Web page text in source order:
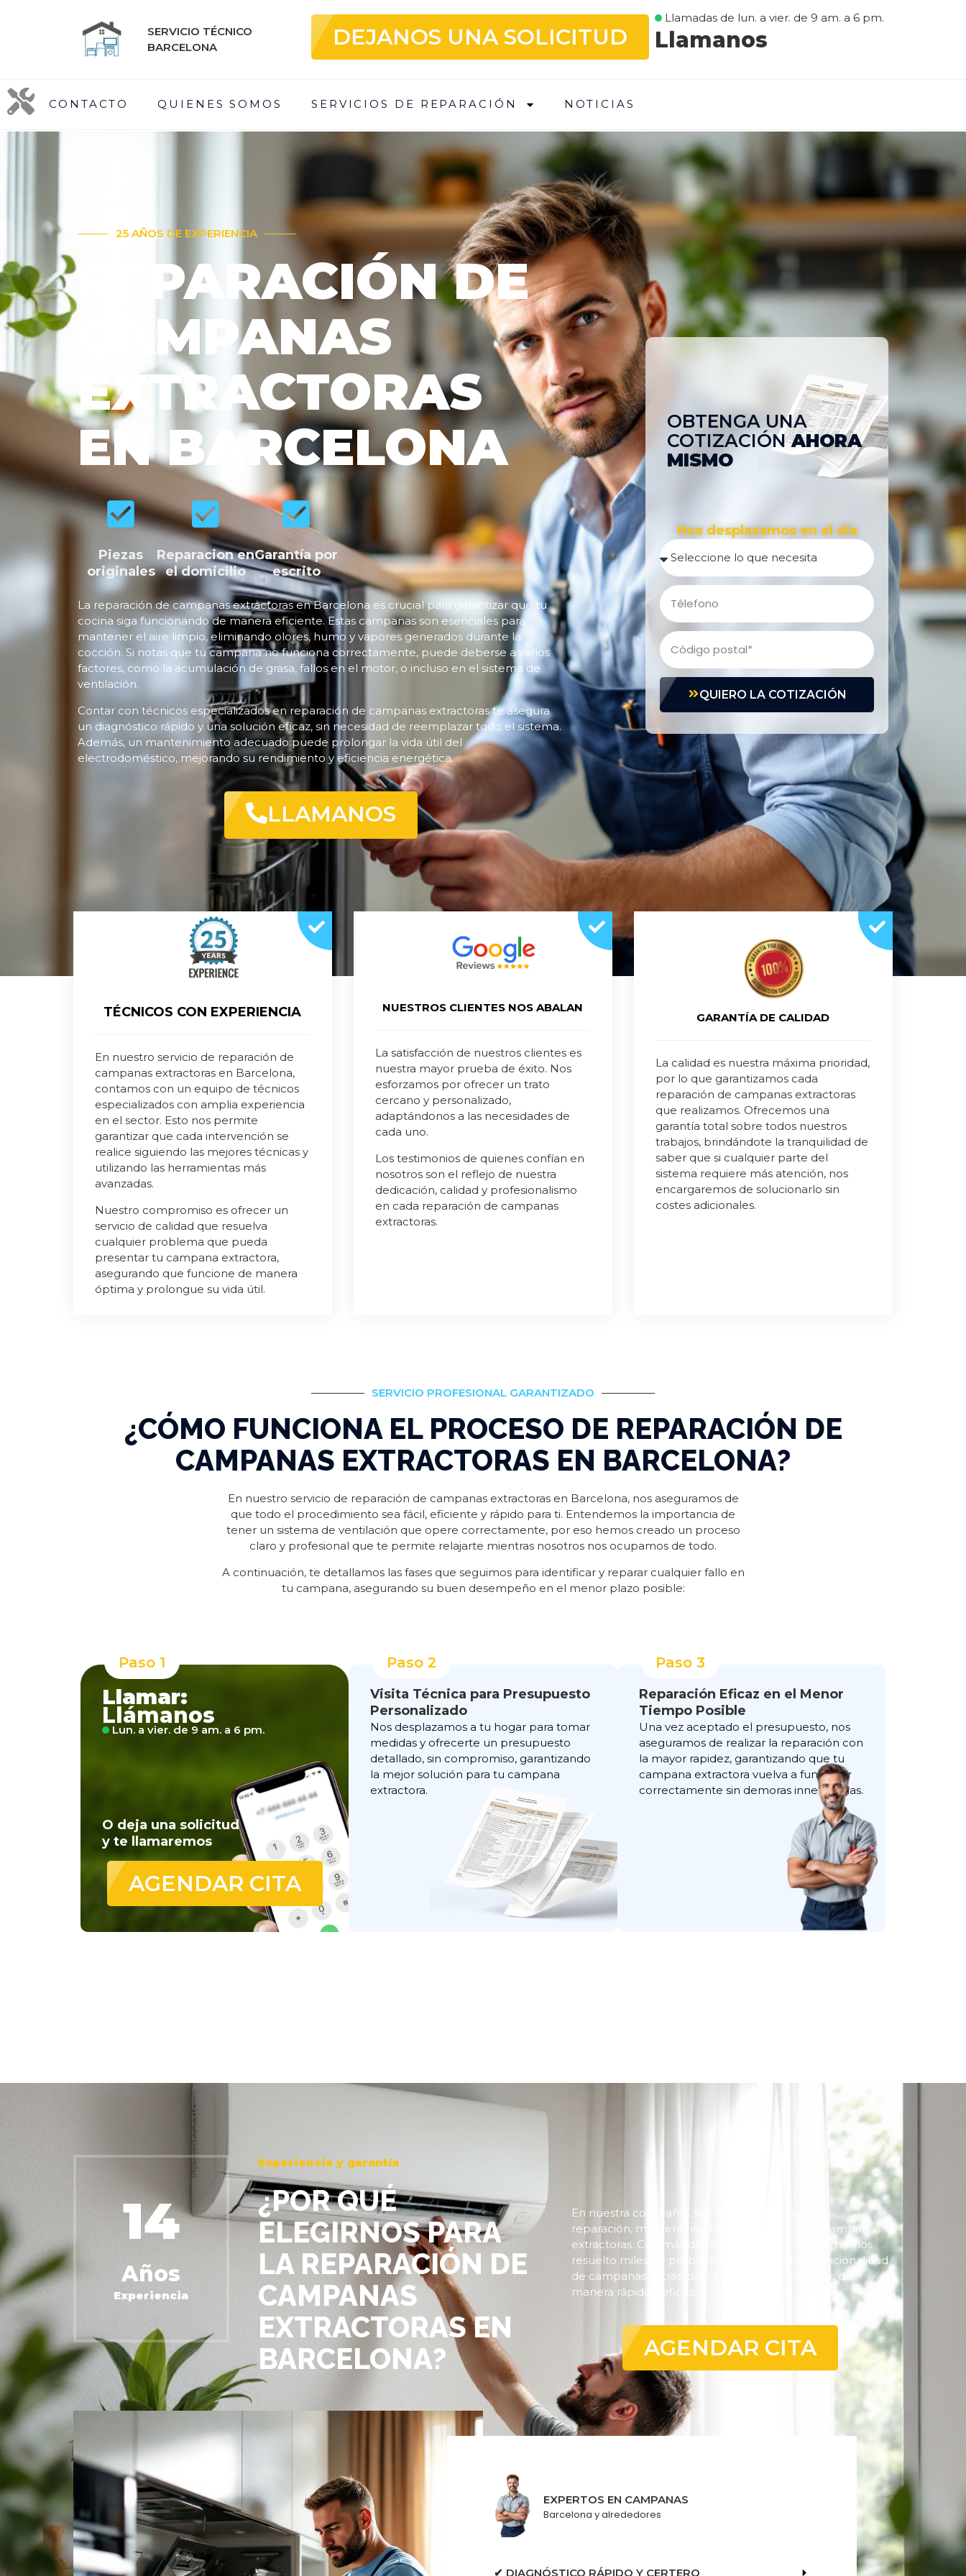
SERVICIO TÉCNICO
BARCELONA
DEJANOS UNA SOLICITUD
Llamadas de lun. a vier. de 9 am. a 6 pm.
Llamanos
CONTACTO QUIENES SOMOS SERVICIOS DE REPARACIÓN NOTICIAS
25 AÑOS DE EXPERIENCIA
REPARACIÓN DE
CAMPANAS
EXTRACTORAS
EN BARCELONA
Piezas
originales
Reparacion en
el domicilio
Garantía por
escrito
La reparación de campanas extractoras en Barcelona es crucial para garantizar que tu
cocina siga funcionando de manera eficiente. Estas campanas son esenciales para
mantener el aire limpio, eliminando olores, humo y vapores generados durante la
cocción. Si notas que tu campana no funciona correctamente, puede deberse a varios
factores, como la acumulación de grasa, fallos en el motor, o incluso en el sistema de
ventilación.
Contar con técnicos especializados en reparación de campanas extractoras te asegura
un diagnóstico rápido y una solución eficaz, sin necesidad de reemplazar todo el sistema.
Además, un mantenimiento adecuado puede prolongar la vida útil del
electrodoméstico, mejorando su rendimiento y eficiencia energética.
LLAMANOS
OBTENGA UNA
COTIZACIÓNAHORA
MISMO
Nos desplazamos en el día
QUIERO LA COTIZACIÓN
TÉCNICOS CON EXPERIENCIA
En nuestro servicio de reparación de
campanas extractoras en Barcelona,
contamos con un equipo de técnicos
especializados con amplia experiencia
en el sector. Esto nos permite
garantizar que cada intervención se
realice siguiendo las mejores técnicas y
utilizando las herramientas más
avanzadas.
Nuestro compromiso es ofrecer un
servicio de calidad que resuelva
cualquier problema que pueda
presentar tu campana extractora,
asegurando que funcione de manera
óptima y prolongue su vida útil.
NUESTROS CLIENTES NOS ABALAN
La satisfacción de nuestros clientes es
nuestra mayor prueba de éxito. Nos
esforzamos por ofrecer un trato
cercano y personalizado,
adaptándonos a las necesidades de
cada uno.
Los testimonios de quienes confían en
nosotros son el reflejo de nuestra
dedicación, calidad y profesionalismo
en cada reparación de campanas
extractoras.
GARANTÍA DE CALIDAD
La calidad es nuestra máxima prioridad,
por lo que garantizamos cada
reparación de campanas extractoras
que realizamos. Ofrecemos una
garantía total sobre todos nuestros
trabajos, brindándote la tranquilidad de
saber que si cualquier parte del
sistema requiere más atención, nos
encargaremos de solucionarlo sin
costes adicionales.
SERVICIO PROFESIONAL GARANTIZADO
¿CÓMO FUNCIONA EL PROCESO DE REPARACIÓN DE
CAMPANAS EXTRACTORAS EN BARCELONA?
En nuestro servicio de reparación de campanas extractoras en Barcelona, nos aseguramos de
que todo el procedimiento sea fácil, eficiente y rápido para ti. Entendemos la importancia de
tener un sistema de ventilación que opere correctamente, por eso hemos creado un proceso
claro y profesional que te permite relajarte mientras nosotros nos ocupamos de todo.
A continuación, te detallamos las fases que seguimos para identificar y reparar cualquier fallo en
tu campana, asegurando su buen desempeño en el menor plazo posible:
Paso 1
Llamar:
Llámanos
Lun. a vier. de 9 am. a 6 pm.
O deja una solicitud
y te llamaremos
AGENDAR CITA
Paso 2
Visita Técnica para Presupuesto
Personalizado
Nos desplazamos a tu hogar para tomar
medidas y ofrecerte un presupuesto
detallado, sin compromiso, garantizando
la mejor solución para tu campana
extractora.
Paso 3
Reparación Eficaz en el Menor
Tiempo Posible
Una vez aceptado el presupuesto, nos
aseguramos de realizar la reparación con
la mayor rapidez, garantizando que tu
campana extractora vuelva a funcionar
correctamente sin demoras innecesarias.
14
Años
Experiencia
Experiencia y garantía
¿POR QUÉ
ELEGIRNOS PARA
LA REPARACIÓN DE
CAMPANAS
EXTRACTORAS EN
BARCELONA?
En nuestra compañía, somos especialistas en la
reparación, mantenimiento y optimización de campanas
extractoras. Con más de 10 años de experiencia, hemos
resuelto miles de problemas, restaurando la funcionalidad
de campanas extractoras en hogares y negocios de
manera rápida y eficaz.
AGENDAR CITA
EXPERTOS EN CAMPANAS
Barcelona y alrededores
✔ DIAGNÓSTICO RÁPIDO Y CERTERO